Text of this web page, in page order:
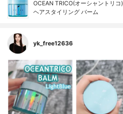
OCEAN TRICO(オーシャントリコ)
ヘアスタイリング バーム
yk_free12636